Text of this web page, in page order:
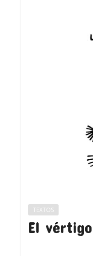
TEXTOS
El